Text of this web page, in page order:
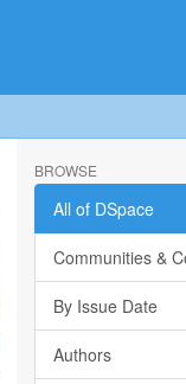
BROWSE
All of DSpace
Communities &
By Issue Date
Authors